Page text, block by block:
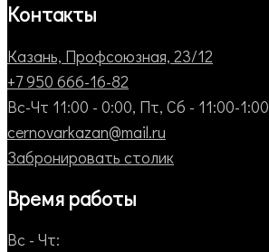
Контакты
Казань, Профсоюзная, 23/12
+7 950 666-16-82
Вс-Чт 11:00 - 0:00, Пт, Сб - 11:00-1:00
cernovarkazan@mail.ru
Забронировать столик
Время работы
Вс - Чт: